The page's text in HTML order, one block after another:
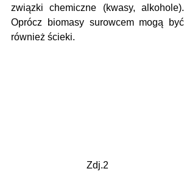
związki chemiczne (kwasy, alkohole).
Oprócz biomasy surowcem mogą być
również ścieki.
Zdj.2